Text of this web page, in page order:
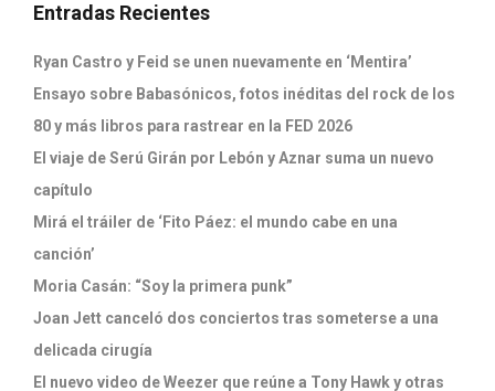
Entradas Recientes
Ryan Castro y Feid se unen nuevamente en ‘Mentira’
Ensayo sobre Babasónicos, fotos inéditas del rock de los
80 y más libros para rastrear en la FED 2026
El viaje de Serú Girán por Lebón y Aznar suma un nuevo
capítulo
Mirá el tráiler de ‘Fito Páez: el mundo cabe en una
canción’
Moria Casán: “Soy la primera punk”
Joan Jett canceló dos conciertos tras someterse a una
delicada cirugía
El nuevo video de Weezer que reúne a Tony Hawk y otras